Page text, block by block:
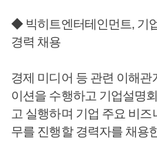
◆ 빅히트엔터테인먼트, 기
경력 채용
경제 미디어 등 관련 이해관
이션을 수행하고 기업설명
고 실행하며 기업 주요 비즈
무를 진행할 경력자를 채용